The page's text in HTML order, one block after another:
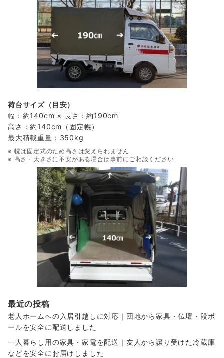
荷台サイズ（目安）
幅：約140cm × 長さ：約190cm
高さ：約140cm（固定幌）
最大積載重量：350kg
※ 幌は固定式のため高さは変えられません
※ 高さ・大きさに不安がある場合は事前にご相談ください
最近の投稿
老人ホームへの入居引越しに対応｜団地から家具・仏壇・段ボ
ールを安全に配送しました
一人暮らし用の家具・家電を配送｜友人から譲り受けた冷蔵庫
などを安全にお届けしました